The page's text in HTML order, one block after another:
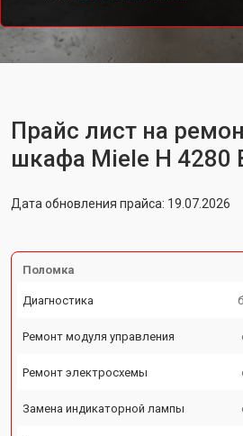
Прайс лист на
шкафа Miele H 4280
Дата обновления прайса: 19.07.2026
Поломка
Диагностика
Ремонт модуля управления
Ремонт электросхемы
Замена индикаторной лампы